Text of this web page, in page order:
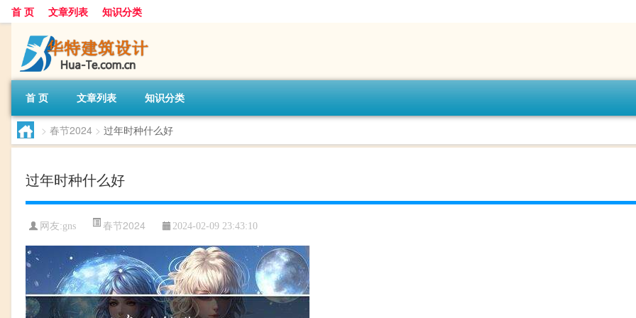
首 页 文章列表 知识分类
首 页 文章列表 知识分类
> 春节2024 > 过年时种什么好
过年时种什么好
网友:gns 春节2024 2024-02-09 23:43:10